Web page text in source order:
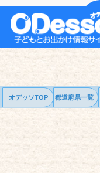
オデッソTOP 都道府県一覧